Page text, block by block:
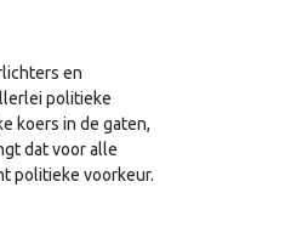
bij
Commissie gaat
miljoen euro.
en
politieke
koers in de gaten,
dat voor alle
politieke voorkeur.